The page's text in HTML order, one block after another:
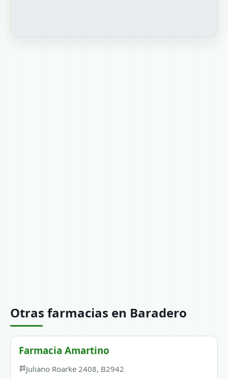
Otras farmacias en Baradero
Farmacia Amartino
Juliano Roarke 2408, B2942